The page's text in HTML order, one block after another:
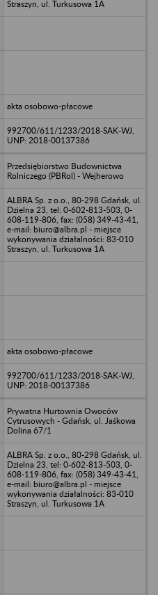
Straszyn, ul. Turkusowa 1A
akta osobowo-płacowe
992700/611/1233/2018-SAK-WJ,
UNP: 2018-00137386
Przedsiębiorstwo Budownictwa
Rolniczego (PBRol) - Wejherowo
ALBRA Sp. z o.o., 80-298 Gdańsk, ul.
Dzielna 23, tel: 0-602-813-503, 0-
608-119-806, fax: (058) 349-43-41,
e-mail: biuro@albra.pl - miejsce
wykonywania działalności: 83-010
Straszyn, ul. Turkusowa 1A
akta osobowo-płacowe
992700/611/1233/2018-SAK-WJ,
UNP: 2018-00137386
Prywatna Hurtownia Owoców
Cytrusowych - Gdańsk, ul. Jaśkowa
Dolina 67/1
ALBRA Sp. z o.o., 80-298 Gdańsk, ul.
Dzielna 23, tel: 0-602-813-503, 0-
608-119-806, fax: (058) 349-43-41,
e-mail: biuro@albra.pl - miejsce
wykonywania działalności: 83-010
Straszyn, ul. Turkusowa 1A